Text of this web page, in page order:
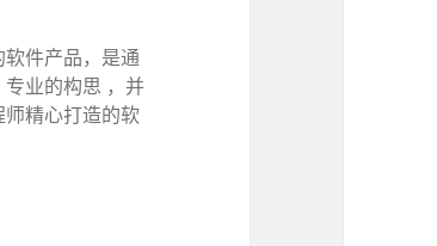
件产品，是通
业的构思 ，并
师精心打造的软